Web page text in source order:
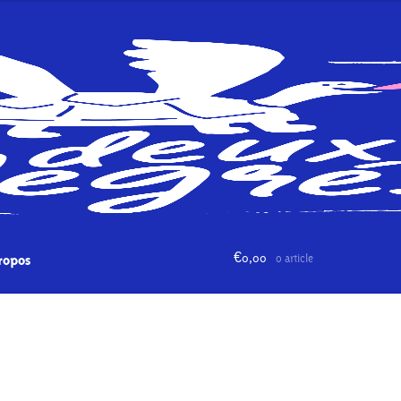
€0,00 0 article